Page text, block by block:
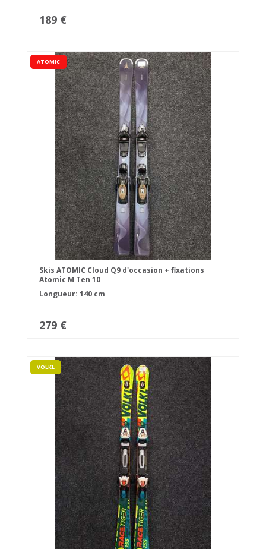
189 €
ATOMIC
Skis ATOMIC Cloud Q9 d'occasion + fixations
Atomic M Ten 10
Longueur: 140 cm
279 €
VOLKL